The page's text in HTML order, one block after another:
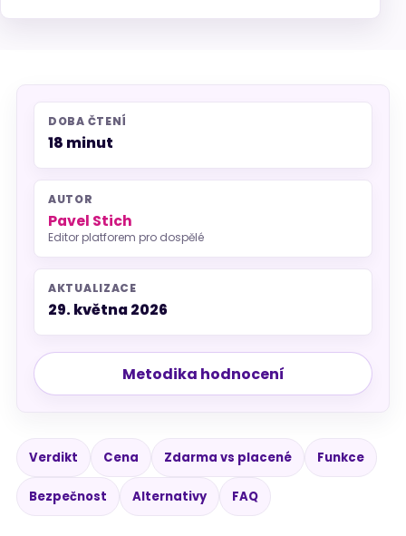
DOBA ČTENÍ
18 minut
AUTOR
Pavel Stich
Editor platforem pro dospělé
AKTUALIZACE
29. května 2026
Metodika hodnocení
Verdikt Cena Zdarma vs placené Funkce
Bezpečnost Alternativy FAQ